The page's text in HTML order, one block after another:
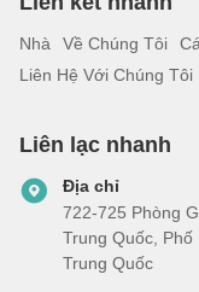
Nhà Về Chúng Tôi
Liên Hệ Với Chúng Tôi
Liên lạc nhanh
Địa chỉ
722-725 Phòng
Trung Quốc, Phố
Trung Quốc